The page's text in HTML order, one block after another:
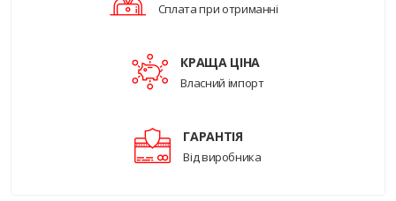
Сплата при отриманні
КРАЩА ЦІНА
Власний імпорт
ГАРАНТІЯ
Від виробника